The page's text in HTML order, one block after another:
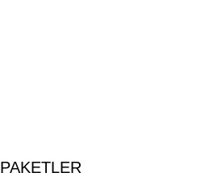
PAKETLER